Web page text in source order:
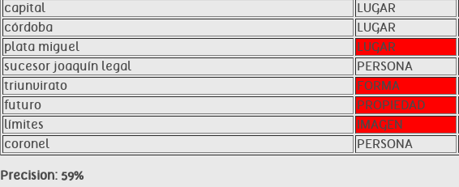
capital
LUGAR
córdoba
LUGAR
plata miguel
LUGAR
sucesor joaquín legal
PERSONA
triunvirato
FORMA
futuro
PROPIEDAD
límites
IMAGEN
coronel
PERSONA
Precision: 59%